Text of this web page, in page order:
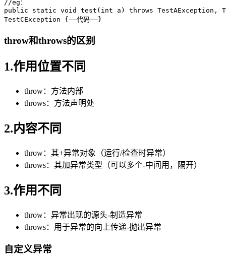
//eg：
public static void test(int a) throws TestAException,
TestCException {——代码——}
throw和throws的区别
1.作用位置不同
throw：方法内部
throws：方法声明处
2.内容不同
throw：其+异常对象（运行/检查时异常）
throws：其加异常类型（可以多个-中间用，隔开）
3.作用不同
throw：异常出现的源头-制造异常
throws：用于异常的向上传递-抛出异常
自定义异常